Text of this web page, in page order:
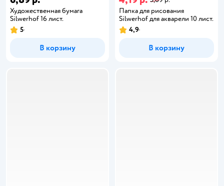
Художественная бумага
Silwerhof 16 лист.
5
В корзину
Папка для рисования
Silwerhof для акварели 10 лист.
4,9
В корзину